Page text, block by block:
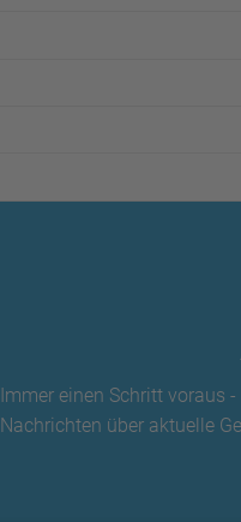
Immer einen Schritt voraus
Nachrichten über aktuelle